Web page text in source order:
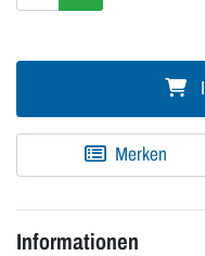
Merken
Informationen